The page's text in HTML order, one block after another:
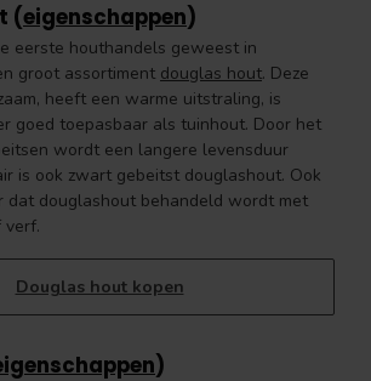
(eigenschappen)
eerste houthandels geweest in
groot assortiment douglas hout. Deze
heeft een warme uitstraling, is
goed toepasbaar als tuinhout. Door het
wordt een langere levensduur
is ook zwart gebeitst douglashout. Ook
dat douglashout behandeld wordt met
Douglas hout kopen
)